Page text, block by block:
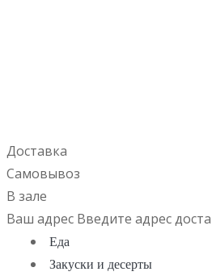
Доставка
Самовывоз
В зале
Ваш адрес Введите адрес
Еда
Закуски и десерты